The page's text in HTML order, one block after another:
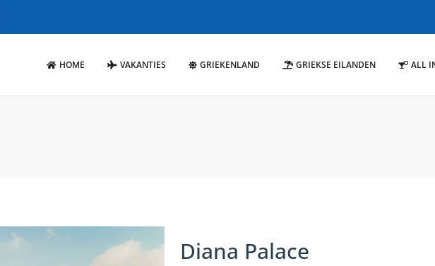
HOME VAKANTIES GRIEKENLAND GRIEKSE EILANDEN ALL
Diana Palace